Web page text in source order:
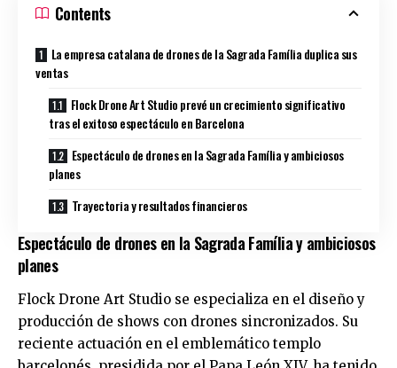
Contents
La empresa catalana de drones de la Sagrada Família duplica sus
ventas
Flock Drone Art Studio prevé un crecimiento significativo
tras el exitoso espectáculo en Barcelona
Espectáculo de drones en la Sagrada Família y ambiciosos
planes
Trayectoria y resultados financieros
Espectáculo de drones en la Sagrada Família y ambiciosos
planes
Flock Drone Art Studio se especializa en el diseño y
producción de shows con drones sincronizados. Su
reciente actuación en el emblemático templo